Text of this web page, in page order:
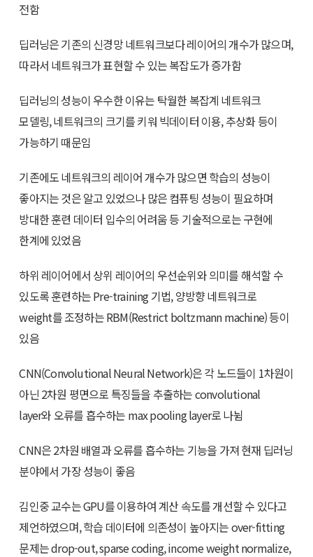
전함
딥러닝은 기존의 신경망 네트워크보다 레이어의 개수가 많으며,
따라서 네트워크가 표현할 수 있는 복잡도가 증가함
딥러닝의 성능이 우수한 이유는 탁월한 복잡계 네트워크
모델링, 네트워크의 크기를 키워 빅데이터 이용, 추상화 등이
가능하기 때문임
기존에도 네트워크의 레이어 개수가 많으면 학습의 성능이
좋아지는 것은 알고 있었으나 많은 컴퓨팅 성능이 필요하며
방대한 훈련 데이터 입수의 어려움 등 기술적으로는 구현에
한계에 있었음
하위 레이어에서 상위 레이어의 우선순위와 의미를 해석할 수
있도록 훈련하는 Pre-training 기법, 양방향 네트워크로
weight를 조정하는 RBM(Restrict boltzmann machine) 등이
있음
CNN(Convolutional Neural Network)은 각 노드들이 1차원이
아닌 2차원 평면으로 특징들을 추출하는 convolutional
layer와 오류를 흡수하는 max pooling layer로 나뉨
CNN은 2차원 배열과 오류를 흡수하는 기능을 가져 현재 딥러닝
분야에서 가장 성능이 좋음
김인중 교수는 GPU를 이용하여 계산 속도를 개선할 수 있다고
제언하였으며, 학습 데이터에 의존성이 높아지는 over-fitting
문제는 drop-out, sparse coding, income weight normalize,